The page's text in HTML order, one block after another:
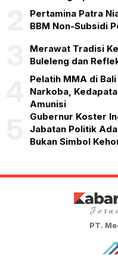
Pertamina Patra
BBM Non-Subsidi
Merawat Tradisi
Buleleng dan
Pelatih MMA di
Narkoba,
Amunisi
Gubernur Koster
Jabatan Politik
Bukan Simbol
PT.